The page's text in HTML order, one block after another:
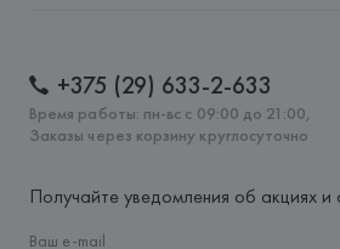
+375 (29) 633-2-633
Время работы: пн-вс с 09:00 до 21:00,
Заказы через корзину круглосуточно
Получайте уведомления об акциях и